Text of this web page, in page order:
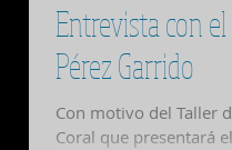
Entrevista con
Pérez Garrido
Con motivo del Taller
Coral que presentará el Mtro. Ángel Luis Pérez